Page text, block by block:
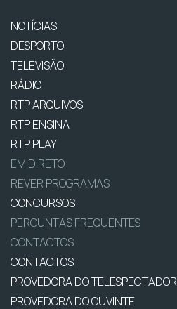
NOTÍCIAS
DESPORTO
TELEVISÃO
RÁDIO
RTP ARQUIVOS
RTP ENSINA
RTP PLAY
EM DIRETO
REVER PROGRAMAS
CONCURSOS
PERGUNTAS FREQUENTES
CONTACTOS
CONTACTOS
PROVEDORA DO TELESPECTADOR
PROVEDORA DO OUVINTE